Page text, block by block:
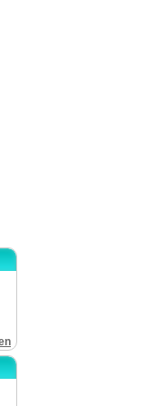
können Sie ganz einfach